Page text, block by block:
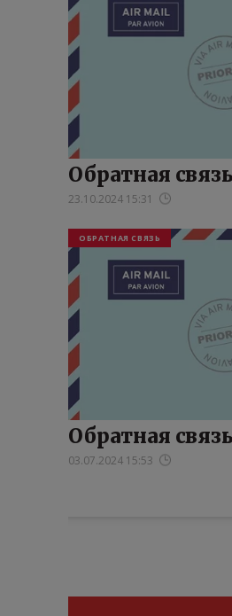
Обратная
23.10.2024 15:31
ОБРАТНАЯ СВЯЗЬ
Обратная
03.07.2024 15:53